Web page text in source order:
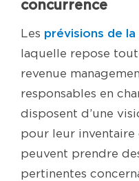
concurrence
Les prévisions de la
laquelle repose
revenue
responsables en
disposent d’une
pour leur inventaire
peuvent prendre
pertinentes